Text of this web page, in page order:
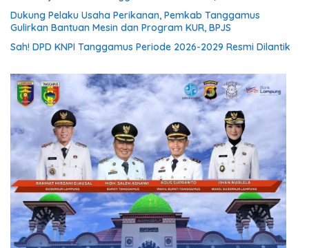
Dukung Pelaku Usaha Perikanan, Pemkab Tanggamus
Gulirkan Bantuan Mesin dan Program KUR, BPJS
Sah! DPD KNPI Tanggamus Periode 2026-2029 Resmi Dilantik